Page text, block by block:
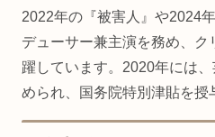
2022年の『被害人』や2024
デューサー兼主演を務め、
躍しています。2020年には
められ、国务院特別津貼を授